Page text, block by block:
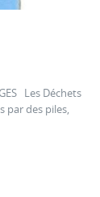
Les Déchets
par des piles,